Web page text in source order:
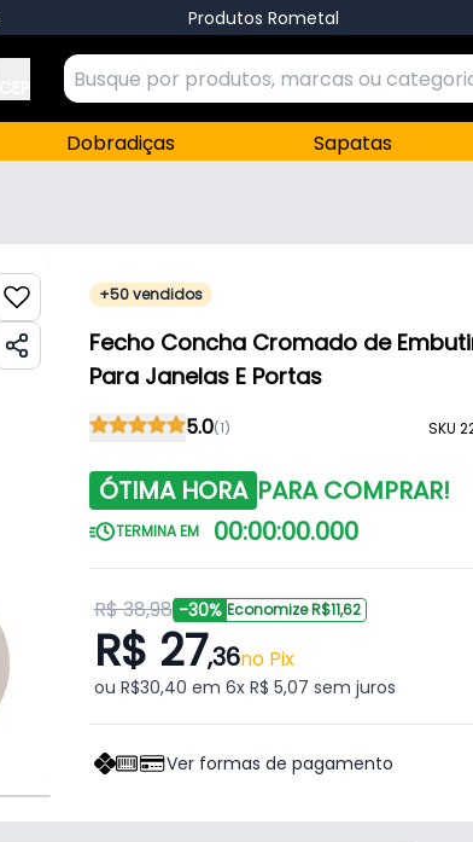
Produtos Rometal
Dobradiças Sapatas
+50 vendidos
Fecho Concha Cromado de
Para Janelas E Portas
5.0(1) SKU
ÓTIMA HORA PARA COMPRAR!
TERMINA EM 00:00:00.000
R$ 38,98 -30% Economize R$11,62
R$ 27,36no Pix
ou R$30,40 em 6x R$ 5,07 sem juros
Ver formas de pagamento